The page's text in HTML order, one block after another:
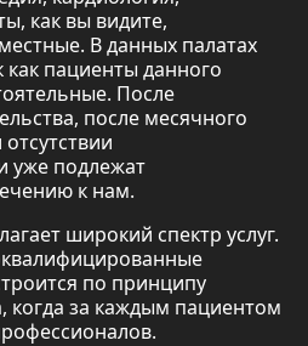
как вы видите,
В данных палатах
как пациенты данного
После
после месячного
уже подлежат
к нам.
широкий спектр услуг.
по принципу
когда за каждым пациентом